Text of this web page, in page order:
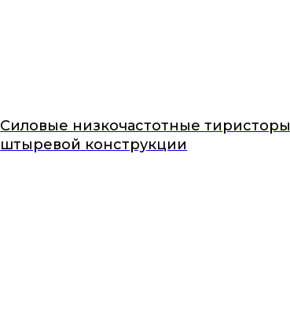
Силовые низкочастотные тиристоры
штыревой конструкции